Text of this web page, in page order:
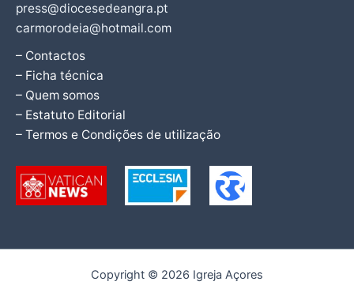
press@diocesedeangra.pt
carmorodeia@hotmail.com
– Contactos
– Ficha técnica
– Quem somos
– Estatuto Editorial
– Termos e Condições de utilização
Copyright © 2026 Igreja Açores